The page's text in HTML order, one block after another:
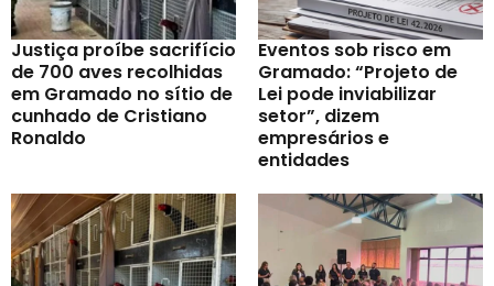
Justiça proíbe sacrifício
de 700 aves recolhidas
em Gramado no sítio de
cunhado de Cristiano
Ronaldo
Eventos sob risco em
Gramado: “Projeto de
Lei pode inviabilizar
setor”, dizem
empresários e
entidades